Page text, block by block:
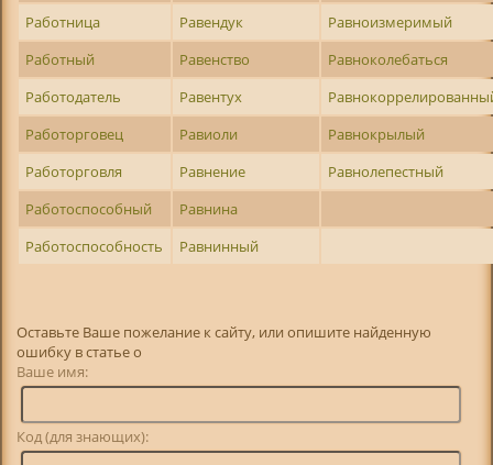
Работница
Равендук
Равноизмеримый
Работный
Равенство
Равноколебаться
Работодатель
Равентух
Работорговец
Равиоли
Равнокрылый
Работорговля
Равнение
Равнолепестный
Работоспособный
Равнина
Работоспособность
Равнинный
Оставьте Ваше пожелание к сайту, или опишите найденную
ошибку в статье о
Ваше имя:
Код (для знающих):